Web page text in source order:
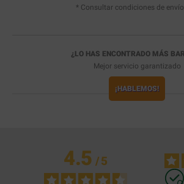
* Consultar condiciones de envío
¿LO HAS ENCONTRADO MÁS
Mejor servicio garantizado
¡HABLEMOS!
4.5/5